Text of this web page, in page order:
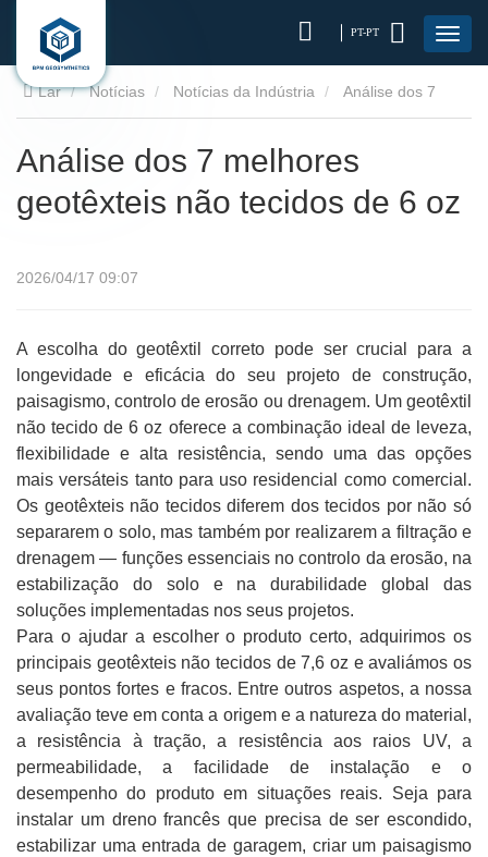
PT-PT
Lar Notícias Notícias da Indústria
melhores geotêxteis não tecidos de 6 oz
Análise dos 7 melhores
geotêxteis não tecidos de 6 oz
2026/04/17 09:07
A escolha do geotêxtil correto pode ser crucial para a
longevidade e eficácia do seu projeto de construção,
paisagismo, controlo de erosão ou drenagem. Um geotêxtil
não tecido de 6 oz oferece a combinação ideal de leveza,
flexibilidade e alta resistência, sendo uma das opções
mais versáteis tanto para uso residencial como comercial.
Os geotêxteis não tecidos diferem dos tecidos por não só
separarem o solo, mas também por realizarem a filtração e
drenagem — funções essenciais no controlo da erosão, na
estabilização do solo e na durabilidade global das
soluções implementadas nos seus projetos.
Para o ajudar a escolher o produto certo, adquirimos os
principais geotêxteis não tecidos de 7,6 oz e avaliámos os
seus pontos fortes e fracos. Entre outros aspetos, a nossa
avaliação teve em conta a origem e a natureza do material,
a resistência à tração, a resistência aos raios UV, a
permeabilidade, a facilidade de instalação e o
desempenho do produto em situações reais. Seja para
instalar um dreno francês que precisa de ser escondido,
estabilizar uma entrada de garagem, criar um paisagismo